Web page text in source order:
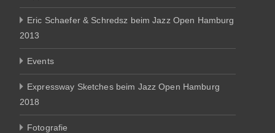
Eric Schaefer & Schredsz beim Jazz Open Hamburg
2013
Events
Expressway Sketches beim Jazz Open Hamburg
2018
Fotografie